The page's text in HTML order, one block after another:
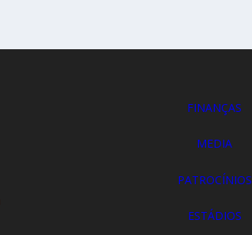
FINANÇAS
MEDIA
PATROCÍNIOS
ESTÁDIOS